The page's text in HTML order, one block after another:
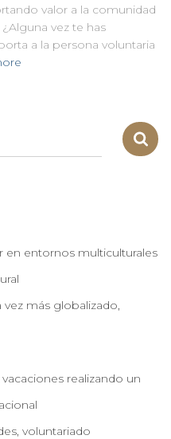
valor a la comunidad
vez te has
a la persona voluntaria
en entornos multiculturales
más globalizado,
realizando un
voluntariado